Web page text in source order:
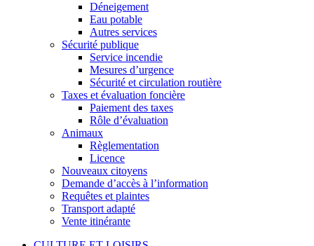
Déneigement
Eau potable
Autres services
Sécurité publique
Service incendie
Mesures d’urgence
Sécurité et circulation routière
Taxes et évaluation foncière
Paiement des taxes
Rôle d’évaluation
Animaux
Règlementation
Licence
Nouveaux citoyens
Demande d’accès à l’information
Requêtes et plaintes
Transport adapté
Vente itinérante